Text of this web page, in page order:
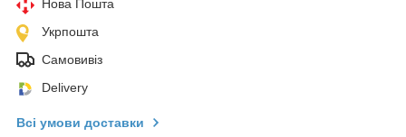
Нова Пошта
Укрпошта
Самовивіз
Delivery
Всі умови доставки